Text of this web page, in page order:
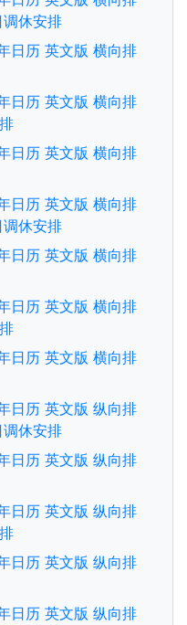
休安排
日历 英文版 横向排
日历 英文版 横向排
日历 英文版 横向排
日历 英文版 横向排
休安排
日历 英文版 横向排
日历 英文版 横向排
日历 英文版 横向排
日历 英文版 纵向排
休安排
日历 英文版 纵向排
日历 英文版 纵向排
日历 英文版 纵向排
日历 英文版 纵向排